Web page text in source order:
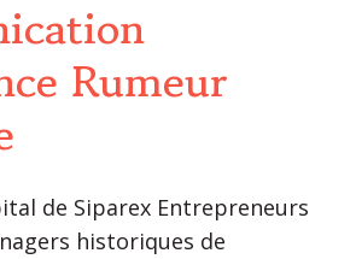
Rumeur
de Siparex Entrepreneurs
historiques de